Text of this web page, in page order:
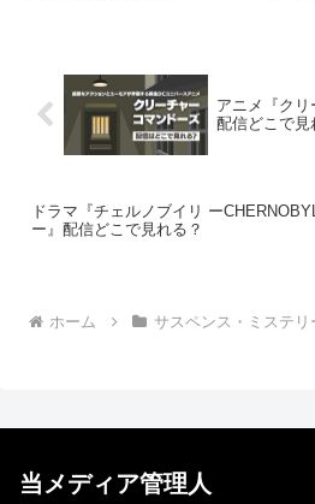
アニメ『クリ
配信どこで見
ドラマ『チェルノブイリ ー
ー』配信どこで見れる？
ホーム サスペンス・ミステリ
当メディア管理人